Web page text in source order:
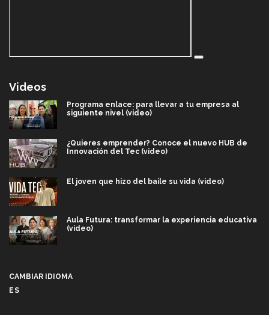
Videos
Programa enlace: para llevar a tu empresa al
siguiente nivel (video)
¿Quieres emprender? Conoce el nuevo HUB de
Innovación del Tec (video)
El joven que hizo del baile su vida (video)
Aula Futura: transformar la experiencia educativa
(video)
CAMBIAR IDIOMA
ES